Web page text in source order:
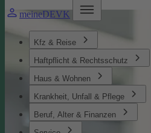
meineDEVK
Kfz & Reise
Haftpflicht & Rechtsschutz
Haus & Wohnen
Krankheit, Unfall & Pflege
Beruf, Alter & Finanzen